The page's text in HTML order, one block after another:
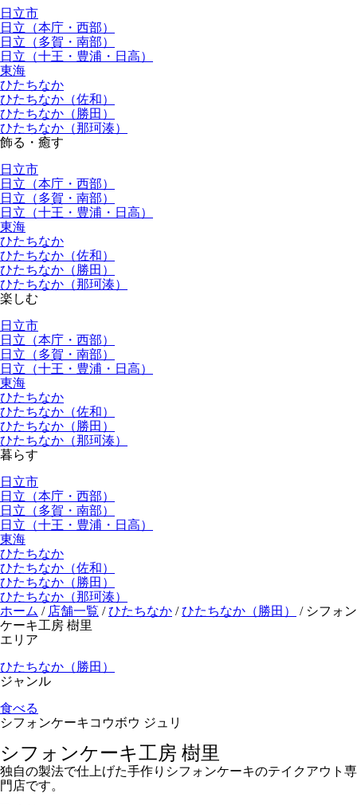
日立市
日立（本庁・西部）
日立（多賀・南部）
日立（十王・豊浦・日高）
東海
ひたちなか
ひたちなか（佐和）
ひたちなか（勝田）
ひたちなか（那珂湊）
飾る・癒す
日立市
日立（本庁・西部）
日立（多賀・南部）
日立（十王・豊浦・日高）
東海
ひたちなか
ひたちなか（佐和）
ひたちなか（勝田）
ひたちなか（那珂湊）
楽しむ
日立市
日立（本庁・西部）
日立（多賀・南部）
日立（十王・豊浦・日高）
東海
ひたちなか
ひたちなか（佐和）
ひたちなか（勝田）
ひたちなか（那珂湊）
暮らす
日立市
日立（本庁・西部）
日立（多賀・南部）
日立（十王・豊浦・日高）
東海
ひたちなか
ひたちなか（佐和）
ひたちなか（勝田）
ひたちなか（那珂湊）
ホーム / 店舗一覧 /ひたちなか /ひたちなか（勝田） / シフォン
ケーキ工房 樹里
エリア
ひたちなか（勝田）
ジャンル
食べる
シフォンケーキコウボウ ジュリ
シフォンケーキ工房 樹里
独自の製法で仕上げた手作りシフォンケーキのテイクアウト専
門店です。